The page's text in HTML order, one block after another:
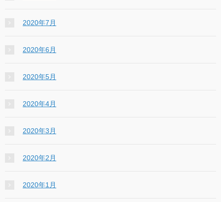
2020年7月
2020年6月
2020年5月
2020年4月
2020年3月
2020年2月
2020年1月